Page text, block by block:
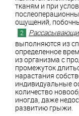
тканям и при
ощущений,
выполняются из
определенное
из организма с
промежуток
нарастания
индивидуальные
количество
иногда, даже
развитию грыжи.